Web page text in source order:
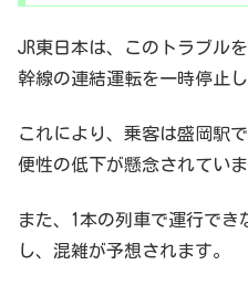
JR東日本は、このトラブル
幹線の連結運転を一時停止し
これにより、乗客は盛岡駅
便性の低下が懸念されていま
また、1本の列車で運行で
し、混雑が予想されます。